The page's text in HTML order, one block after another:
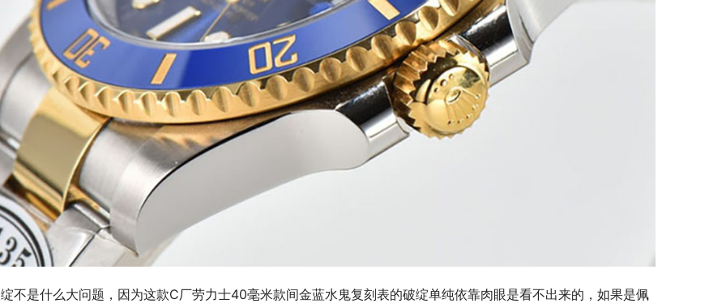
不是什么大问题，因为这款C厂劳力士40毫米款间金蓝水鬼复刻表的破绽单纯依靠肉眼是看不出来的，如果是佩